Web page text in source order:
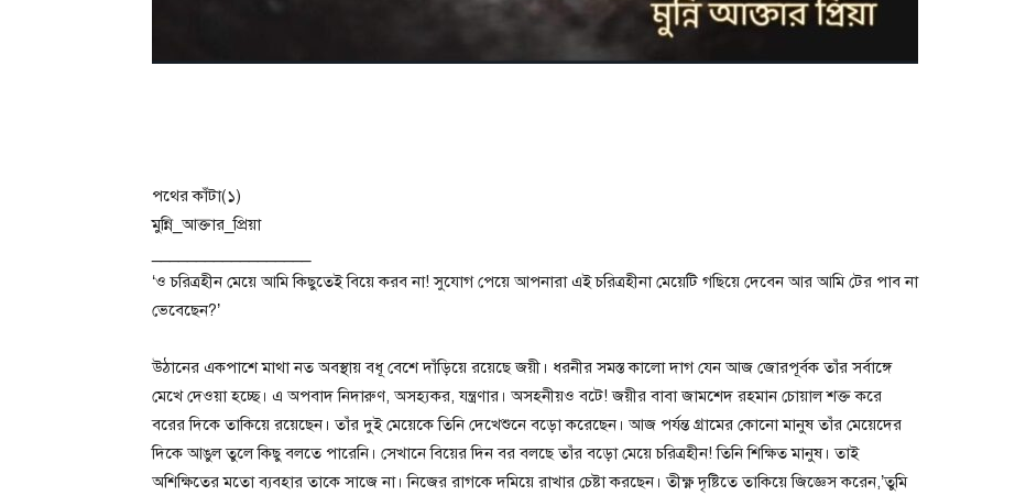
পথের কাঁটা(১)
মুন্নি_আক্তার_প্রিয়া
‘ও চরিত্রহীন মেয়ে আমি কিছুতেই বিয়ে করব না! সুযোগ পেয়ে আপনারা এই চরিত্রহীনা মেয়েটি গছিয়ে দেবেন আর আমি টের পাব না
ভেবেছেন?’
উঠানের একপাশে মাথা নত অবস্থায় বধূ বেশে দাঁড়িয়ে রয়েছে জয়ী। ধরনীর সমস্ত কালো দাগ যেন আজ জোরপূর্বক তাঁর সর্বাঙ্গে
মেখে দেওয়া হচ্ছে। এ অপবাদ নিদারুণ, অসহ্যকর, যন্ত্রণার। অসহনীয়ও বটে! জয়ীর বাবা জামশেদ রহমান চোয়াল শক্ত করে
বরের দিকে তাকিয়ে রয়েছেন। তাঁর দুই মেয়েকে তিনি দেখেশুনে বড়ো করেছেন। আজ পর্যন্ত গ্রামের কোনো মানুষ তাঁর মেয়েদের
দিকে আঙুল তুলে কিছু বলতে পারেনি। সেখানে বিয়ের দিন বর বলছে তাঁর বড়ো মেয়ে চরিত্রহীন! তিনি শিক্ষিত মানুষ। তাই
অশিক্ষিতের মতো ব্যবহার তাকে সাজে না। নিজের রাগকে দমিয়ে রাখার চেষ্টা করছেন। তীক্ষ্ণ দৃষ্টিতে তাকিয়ে জিজ্ঞেস করেন,’তুমি